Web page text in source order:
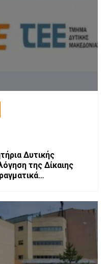
Δυτικής
της Δίκαιης